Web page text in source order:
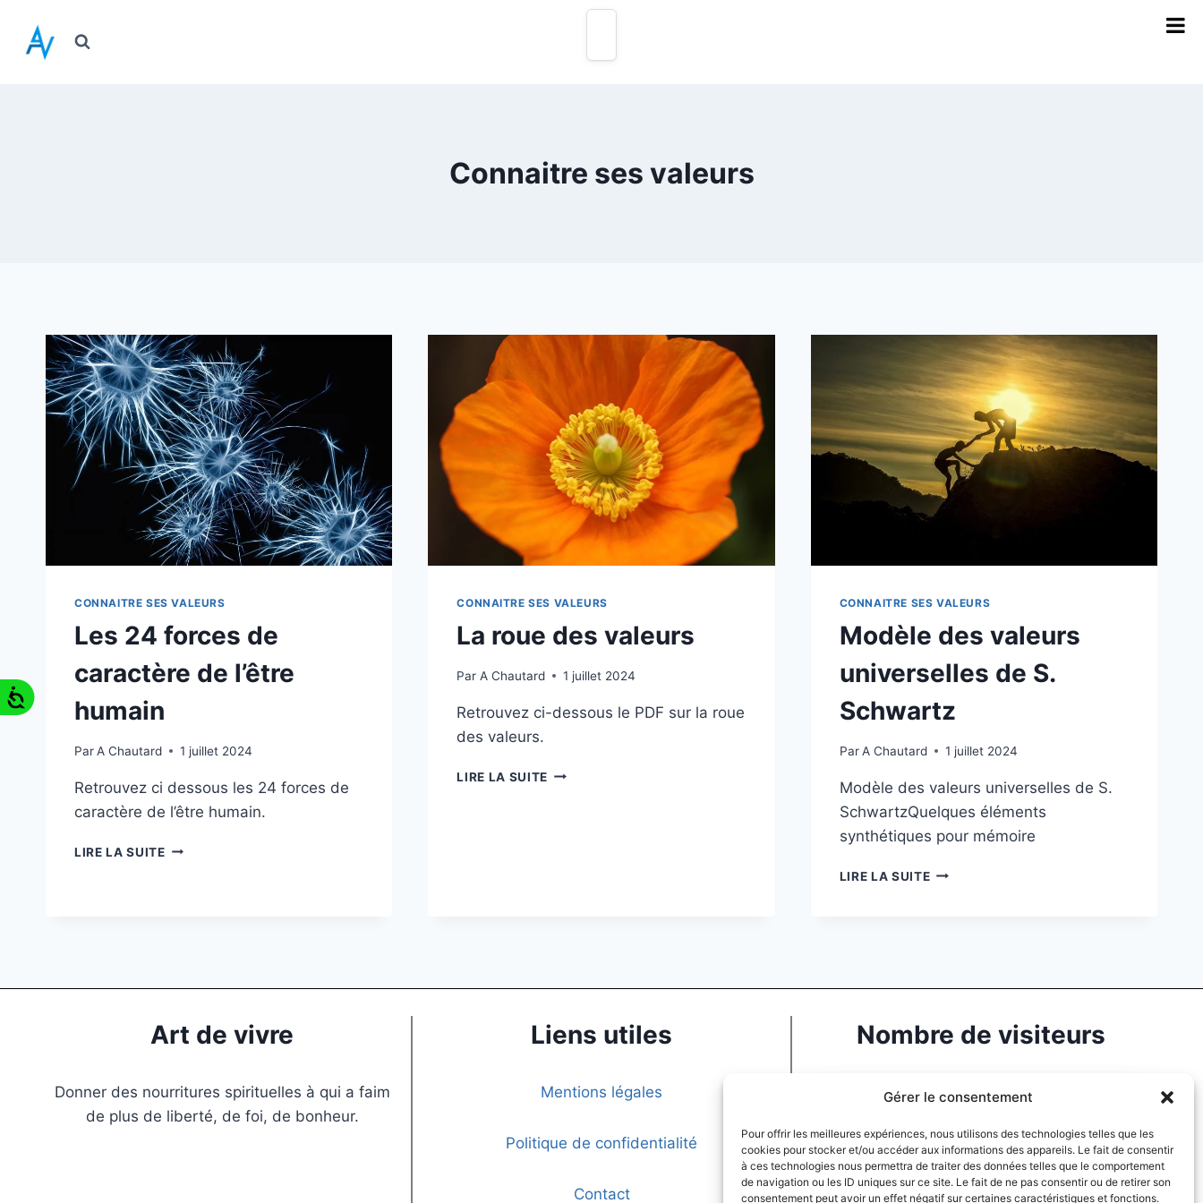
Gérer le consentement
Pour offrir les meilleures expériences, nous utilisons des technologies telles que les
cookies pour stocker et/ou accéder aux informations des appareils. Le fait de consentir
à ces technologies nous permettra de traiter des données telles que le comportement
de navigation ou les ID uniques sur ce site. Le fait de ne pas consentir ou de retirer son
consentement peut avoir un effet négatif sur certaines caractéristiques et fonctions.
Connaitre ses valeurs
CONNAITRE SES VALEURS
Les 24 forces de
caractère de l’être
humain
ParA Chautard 1 juillet 2024
Retrouvez ci dessous les 24 forces de
caractère de l’être humain.
LIRE LA SUITE
CONNAITRE SES VALEURS
La roue des valeurs
Par A Chautard 1 juillet 2024
Retrouvez ci-dessous le PDF sur la roue
des valeurs.
LIRE LA SUITE
CONNAITRE SES VALEURS
Modèle des valeurs
universelles de S.
Schwartz
Par A Chautard 1 juillet 2024
Modèle des valeurs universelles de S.
SchwartzQuelques éléments
synthétiques pour mémoire
LIRE LA SUITE
Art de vivre
Donner des nourritures spirituelles à qui a faim
de plus de liberté, de foi, de bonheur.
Liens utiles
Mentions légales
Politique de confidentialité
Contact
Nombre de visiteurs
TOTAL VISITORS